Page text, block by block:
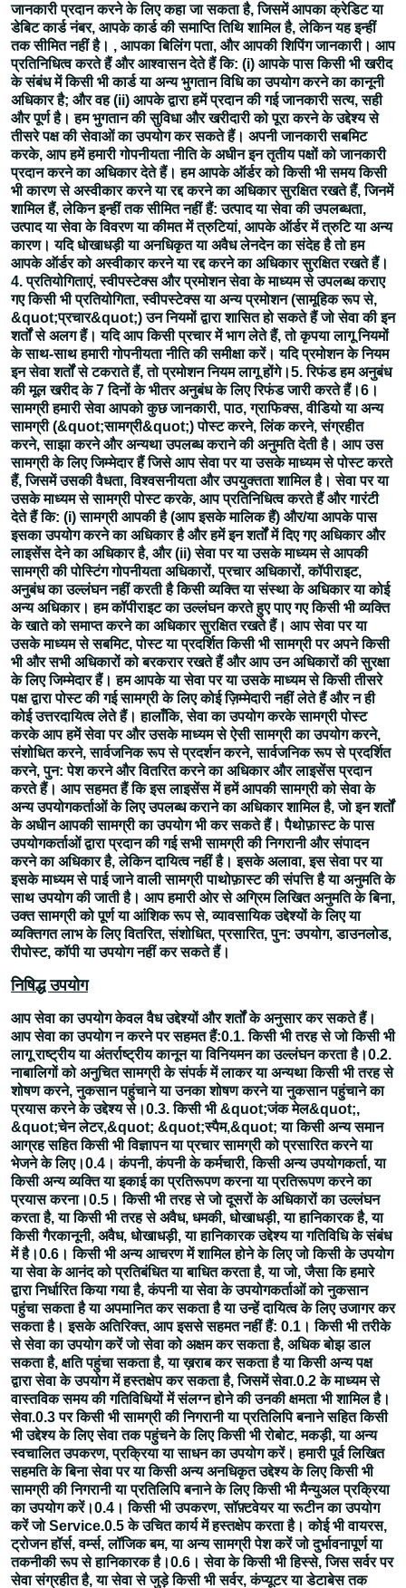
जानकारी प्रदान करने के लिए कहा जा सकता है, जिसमें आपका क्रेडिट या
डेबिट कार्ड नंबर, आपके कार्ड की समाप्ति तिथि शामिल है, लेकिन यह इन्हीं
तक सीमित नहीं है। , आपका बिलिंग पता, और आपकी शिपिंग जानकारी। आप
प्रतिनिधित्व करते हैं और आश्वासन देते हैं कि: (i) आपके पास किसी भी खरीद
के संबंध में किसी भी कार्ड या अन्य भुगतान विधि का उपयोग करने का कानूनी
अधिकार है; और वह (ii) आपके द्वारा हमें प्रदान की गई जानकारी सत्य, सही
और पूर्ण है। हम भुगतान की सुविधा और खरीदारी को पूरा करने के उद्देश्य से
तीसरे पक्ष की सेवाओं का उपयोग कर सकते हैं। अपनी जानकारी सबमिट
करके, आप हमें हमारी गोपनीयता नीति के अधीन इन तृतीय पक्षों को जानकारी
प्रदान करने का अधिकार देते हैं। हम आपके ऑर्डर को किसी भी समय किसी
भी कारण से अस्वीकार करने या रद्द करने का अधिकार सुरक्षित रखते हैं, जिनमें
शामिल हैं, लेकिन इन्हीं तक सीमित नहीं हैं: उत्पाद या सेवा की उपलब्धता,
उत्पाद या सेवा के विवरण या कीमत में त्रुटियां, आपके ऑर्डर में त्रुटि या अन्य
कारण। यदि धोखाधड़ी या अनधिकृत या अवैध लेनदेन का संदेह है तो हम
आपके ऑर्डर को अस्वीकार करने या रद्द करने का अधिकार सुरक्षित रखते हैं।
4. प्रतियोगिताएं, स्वीपस्टेक्स और प्रमोशन सेवा के माध्यम से उपलब्ध कराए
गए किसी भी प्रतियोगिता, स्वीपस्टेक्स या अन्य प्रमोशन (सामूहिक रूप से,
&quot;प्रचार&quot;) उन नियमों द्वारा शासित हो सकते हैं जो सेवा की इन
शर्तों से अलग हैं। यदि आप किसी प्रचार में भाग लेते हैं, तो कृपया लागू नियमों
के साथ-साथ हमारी गोपनीयता नीति की समीक्षा करें। यदि प्रमोशन के नियम
इन सेवा शर्तों से टकराते हैं, तो प्रमोशन नियम लागू होंगे।5. रिफंड हम अनुबंध
की मूल खरीद के 7 दिनों के भीतर अनुबंध के लिए रिफंड जारी करते हैं।6।
सामग्री हमारी सेवा आपको कुछ जानकारी, पाठ, ग्राफिक्स, वीडियो या अन्य
सामग्री (&quot;सामग्री&quot;) पोस्ट करने, लिंक करने, संग्रहीत
करने, साझा करने और अन्यथा उपलब्ध कराने की अनुमति देती है। आप उस
सामग्री के लिए जिम्मेदार हैं जिसे आप सेवा पर या उसके माध्यम से पोस्ट करते
हैं, जिसमें उसकी वैधता, विश्वसनीयता और उपयुक्तता शामिल है। सेवा पर या
उसके माध्यम से सामग्री पोस्ट करके, आप प्रतिनिधित्व करते हैं और गारंटी
देते हैं कि: (i) सामग्री आपकी है (आप इसके मालिक हैं) और/या आपके पास
इसका उपयोग करने का अधिकार है और हमें इन शर्तों में दिए गए अधिकार और
लाइसेंस देने का अधिकार है, और (ii) सेवा पर या उसके माध्यम से आपकी
सामग्री की पोस्टिंग गोपनीयता अधिकारों, प्रचार अधिकारों, कॉपीराइट,
अनुबंध का उल्लंघन नहीं करती है किसी व्यक्ति या संस्था के अधिकार या कोई
अन्य अधिकार। हम कॉपीराइट का उल्लंघन करते हुए पाए गए किसी भी व्यक्ति
के खाते को समाप्त करने का अधिकार सुरक्षित रखते हैं। आप सेवा पर या
उसके माध्यम से सबमिट, पोस्ट या प्रदर्शित किसी भी सामग्री पर अपने किसी
भी और सभी अधिकारों को बरकरार रखते हैं और आप उन अधिकारों की सुरक्षा
के लिए जिम्मेदार हैं। हम आपके या सेवा पर या उसके माध्यम से किसी तीसरे
पक्ष द्वारा पोस्ट की गई सामग्री के लिए कोई ज़िम्मेदारी नहीं लेते हैं और न ही
कोई उत्तरदायित्व लेते हैं। हालाँकि, सेवा का उपयोग करके सामग्री पोस्ट
करके आप हमें सेवा पर और उसके माध्यम से ऐसी सामग्री का उपयोग करने,
संशोधित करने, सार्वजनिक रूप से प्रदर्शन करने, सार्वजनिक रूप से प्रदर्शित
करने, पुन: पेश करने और वितरित करने का अधिकार और लाइसेंस प्रदान
करते हैं। आप सहमत हैं कि इस लाइसेंस में हमें आपकी सामग्री को सेवा के
अन्य उपयोगकर्ताओं के लिए उपलब्ध कराने का अधिकार शामिल है, जो इन शर्तों
के अधीन आपकी सामग्री का उपयोग भी कर सकते हैं। पैथोफ़ास्ट के पास
उपयोगकर्ताओं द्वारा प्रदान की गई सभी सामग्री की निगरानी और संपादन
करने का अधिकार है, लेकिन दायित्व नहीं है। इसके अलावा, इस सेवा पर या
इसके माध्यम से पाई जाने वाली सामग्री पाथोफ़ास्ट की संपत्ति है या अनुमति के
साथ उपयोग की जाती है। आप हमारी ओर से अग्रिम लिखित अनुमति के बिना,
उक्त सामग्री को पूर्ण या आंशिक रूप से, व्यावसायिक उद्देश्यों के लिए या
व्यक्तिगत लाभ के लिए वितरित, संशोधित, प्रसारित, पुन: उपयोग, डाउनलोड,
रीपोस्ट, कॉपी या उपयोग नहीं कर सकते हैं।
निषिद्ध उपयोग
आप सेवा का उपयोग केवल वैध उद्देश्यों और शर्तों के अनुसार कर सकते हैं।
आप सेवा का उपयोग न करने पर सहमत हैं:0.1. किसी भी तरह से जो किसी भी
लागू राष्ट्रीय या अंतर्राष्ट्रीय कानून या विनियमन का उल्लंघन करता है।0.2.
नाबालिगों को अनुचित सामग्री के संपर्क में लाकर या अन्यथा किसी भी तरह से
शोषण करने, नुकसान पहुंचाने या उनका शोषण करने या नुकसान पहुंचाने का
प्रयास करने के उद्देश्य से।0.3. किसी भी &quot;जंक मेल&quot;,
&quot;चेन लेटर,&quot; &quot;स्पैम,&quot; या किसी अन्य समान
आग्रह सहित किसी भी विज्ञापन या प्रचार सामग्री को प्रसारित करने या
भेजने के लिए।0.4। कंपनी, कंपनी के कर्मचारी, किसी अन्य उपयोगकर्ता, या
किसी अन्य व्यक्ति या इकाई का प्रतिरूपण करना या प्रतिरूपण करने का
प्रयास करना।0.5। किसी भी तरह से जो दूसरों के अधिकारों का उल्लंघन
करता है, या किसी भी तरह से अवैध, धमकी, धोखाधड़ी, या हानिकारक है, या
किसी गैरकानूनी, अवैध, धोखाधड़ी, या हानिकारक उद्देश्य या गतिविधि के संबंध
में है।0.6। किसी भी अन्य आचरण में शामिल होने के लिए जो किसी के उपयोग
या सेवा के आनंद को प्रतिबंधित या बाधित करता है, या जो, जैसा कि हमारे
द्वारा निर्धारित किया गया है, कंपनी या सेवा के उपयोगकर्ताओं को नुकसान
पहुंचा सकता है या अपमानित कर सकता है या उन्हें दायित्व के लिए उजागर कर
सकता है। इसके अतिरिक्त, आप इससे सहमत नहीं हैं: 0.1। किसी भी तरीके
से सेवा का उपयोग करें जो सेवा को अक्षम कर सकता है, अधिक बोझ डाल
सकता है, क्षति पहुंचा सकता है, या ख़राब कर सकता है या किसी अन्य पक्ष
द्वारा सेवा के उपयोग में हस्तक्षेप कर सकता है, जिसमें सेवा.0.2 के माध्यम से
वास्तविक समय की गतिविधियों में संलग्न होने की उनकी क्षमता भी शामिल है।
सेवा.0.3 पर किसी भी सामग्री की निगरानी या प्रतिलिपि बनाने सहित किसी
भी उद्देश्य के लिए सेवा तक पहुंचने के लिए किसी भी रोबोट, मकड़ी, या अन्य
स्वचालित उपकरण, प्रक्रिया या साधन का उपयोग करें। हमारी पूर्व लिखित
सहमति के बिना सेवा पर या किसी अन्य अनधिकृत उद्देश्य के लिए किसी भी
सामग्री की निगरानी या प्रतिलिपि बनाने के लिए किसी भी मैन्युअल प्रक्रिया
का उपयोग करें।0.4। किसी भी उपकरण, सॉफ़्टवेयर या रूटीन का उपयोग
करें जो Service.0.5 के उचित कार्य में हस्तक्षेप करता है। कोई भी वायरस,
ट्रोजन हॉर्स, वर्म्स, लॉजिक बम, या अन्य सामग्री पेश करें जो दुर्भावनापूर्ण या
तकनीकी रूप से हानिकारक है।0.6। सेवा के किसी भी हिस्से, जिस सर्वर पर
सेवा संग्रहीत है, या सेवा से जुड़े किसी भी सर्वर, कंप्यूटर या डेटाबेस तक